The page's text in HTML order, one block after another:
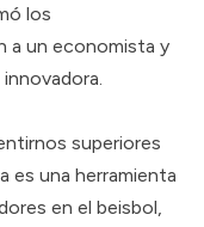
los
a un economista y
superiores
es una herramienta
en el beisbol,